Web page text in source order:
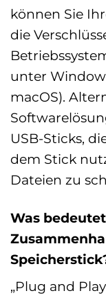
können Sie
die
unter
macOS).
USB-Sticks,
dem Stick
Dateien zu
Was
„Plug and